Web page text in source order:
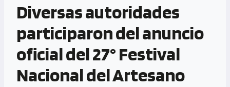
Diversas autoridades
participaron del anuncio
oficial del 27° Festival
Nacional del Artesano